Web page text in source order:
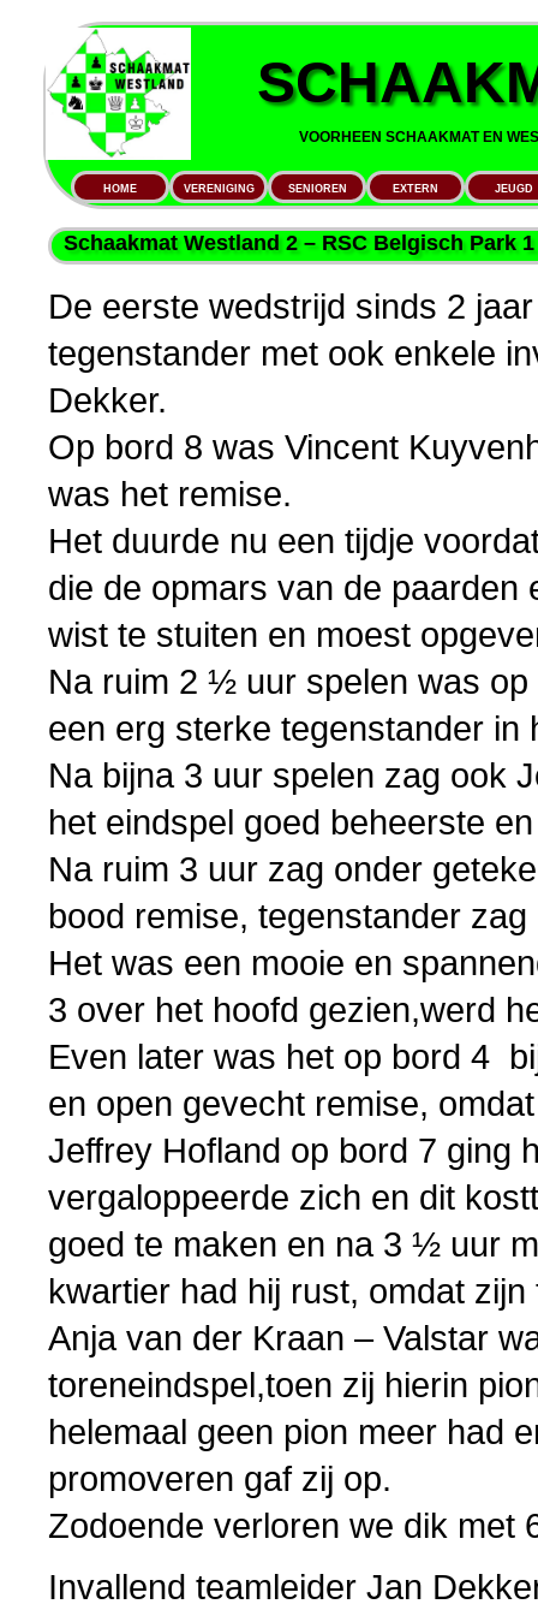
VOORHEEN SCHAAKMAT EN
HOME VERENIGING SENIOREN EXTERN JEUGD
Schaakmat Westland 2 – RSC Belgisch Park 1
De eerste wedstrijd sinds 2
tegenstander met ook enkele
Dekker.
Op bord 8 was Vincent
was het remise.
Het duurde nu een tijdje
die de opmars van de paarden
wist te stuiten en moest
Na ruim 2 ½ uur spelen was
een erg sterke tegenstander in
Na bijna 3 uur spelen zag ook
het eindspel goed beheerste
Na ruim 3 uur zag onder
bood remise, tegenstander
Het was een mooie en
3 over het hoofd gezien,werd
Even later was het op bord 4
en open gevecht remise,
Jeffrey Hofland op bord 7 ging
vergaloppeerde zich en dit
goed te maken en na 3 ½ uur
kwartier had hij rust, omdat
Anja van der Kraan – Valstar
toreneindspel,toen zij hierin
helemaal geen pion meer had
promoveren gaf zij op.
Zodoende verloren we dik
Invallend teamleider Jan